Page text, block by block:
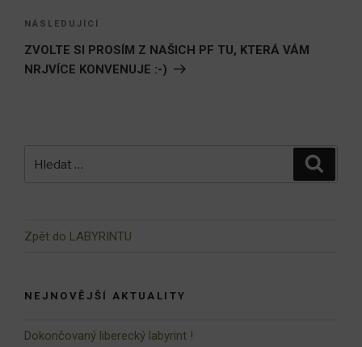
Následující
příspěvek
NÁSLEDUJÍCÍ
ZVOLTE SI PROSÍM Z NAŠICH PF TU, KTERÁ VÁM
NRJVÍCE KONVENUJE :-)
Zpět do LABYRINTU
NEJNOVĚJŠÍ AKTUALITY
Dokončovaný liberecký labyrint !